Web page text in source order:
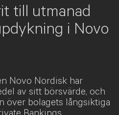
till utmanad
i Novo
Novo Nordisk har
av sitt börsvärde, och
över bolagets långsiktiga